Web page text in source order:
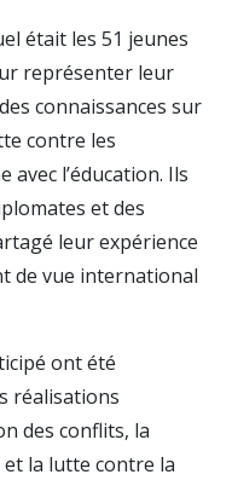
était les 51 jeunes
représenter leur
connaissances sur
contre les
avec l’éducation. Ils
et des
leur expérience
de vue international
ont été
réalisations
des conflits, la
et la lutte contre la